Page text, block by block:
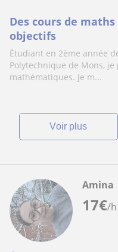
Des cours de
objectifs
Étudiant en 2ème année
Polytechnique de Mons,
mathématiques. Je m...
voir plus
17€/h
Amina